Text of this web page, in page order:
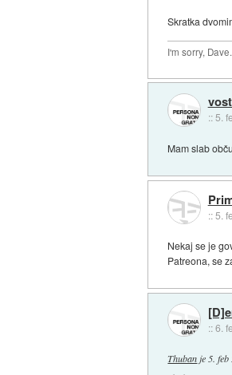
Skratka
I'm sorry,
:: 5.
Mam slab
::5.
Nekaj se je
Patreona, se
::6.
Thuban je 5.